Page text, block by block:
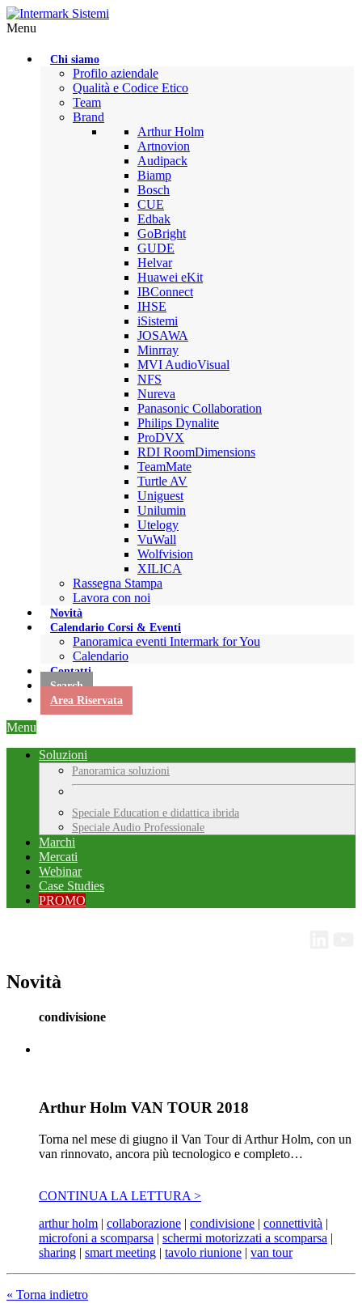
Menu
Chi siamo
Profilo aziendale
Qualità e Codice Etico
Team
Brand
Arthur Holm
Artnovion
Audipack
Biamp
Bosch
CUE
Edbak
GoBright
GUDE
Helvar
Huawei eKit
IBConnect
IHSE
iSistemi
JOSAWA
Minrray
MVI AudioVisual
NFS
Nureva
Panasonic Collaboration
Philips Dynalite
ProDVX
RDI RoomDimensions
TeamMate
Turtle AV
Uniguest
Unilumin
Utelogy
VuWall
Wolfvision
XILICA
Rassegna Stampa
Lavora con noi
Novità
Calendario Corsi & Eventi
Panoramica eventi Intermark for You
Calendario
Contatti
Search
Area Riservata
Menu
Soluzioni
Panoramica soluzioni
Speciale Education e didattica ibrida
Speciale Audio Professionale
Marchi
Mercati
Webinar
Case Studies
PROMO
Novità
condivisione
Arthur Holm VAN TOUR 2018
Torna nel mese di giugno il Van Tour di Arthur Holm, con un
van rinnovato, ancora più tecnologico e completo…
CONTINUA LA LETTURA >
arthur holm | collaborazione | condivisione | connettività |
microfoni a scomparsa | schermi motorizzati a scomparsa |
sharing | smart meeting | tavolo riunione | van tour
« Torna indietro